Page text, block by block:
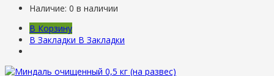
Наличие: 0 в наличии
В Корзину
В Закладки В Закладки